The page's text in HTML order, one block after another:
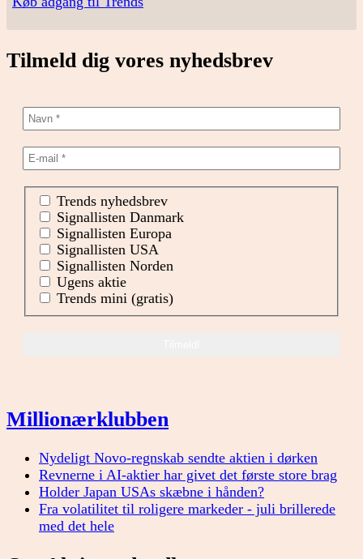
Tilmeld dig vores nyhedsbrev
Trends nyhedsbrev
Signallisten Danmark
Signallisten Europa
Signallisten USA
Signallisten Norden
Ugens aktie
Trends mini (gratis)
Millionærklubben
Nydeligt Novo-regnskab sendte aktien i dørken
Revnerne i AI-aktier har givet det første store brag
Holder Japan USAs skæbne i hånden?
Fra volatilitet til roligere markeder - juli brillerede
med det hele